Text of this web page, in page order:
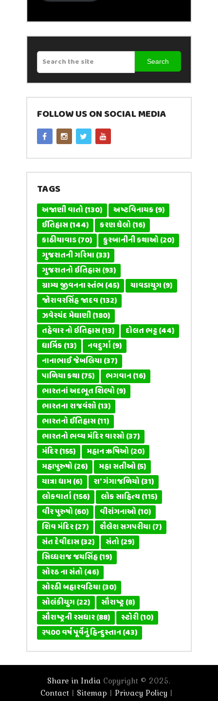
Search
FOLLOW US ON SOCIAL MEDIA
TAGS
અજાણી વાતો(130) અષ્ટવિનાયક(9)
ઈતિહાસ(144) કરણ ઘેલો(16)
કાઠીયાવાડ(70) કુરબાનીની કથાઓ(20)
ગુજરાતની ગરિમા(33)
ગુજરાતનો ઇતિહાસ(93)
ગ્રામ્ય જીવનના સ્તંભ(45) ચાવડાયુગ(9)
જોરાવરસિંહ જાદવ(132)
ઝવેરચંદ મેઘાણી(180)
તહેવાર નો ઇતિહાસ(13) દોલત ભટ્ટ(44)
ધાર્મિક(13) નવદુર્ગા(9)
નાનાભાઈ જેબલિયા(37)
પાળિયા કથા(75) ભગવાન(16)
ભારતનાં અદભૂત શિલ્પો(9)
ભારતના રાજવંશો(13)
ભારતનો ઈતિહાસ(11)
ભારતનો ભવ્ય મંદિર વારસો(37)
મંદિર(155) મહાન ઋષિઓ(20)
મહાપુરુષો(26) મહા સતીઓ(5)
યાત્રા ધામ(6) રા' ગંગાજળિયો(31)
લોકવાર્તા(156) લોક સાહિત્ય(115)
વીર પુરુષો(60) વીરાંગનાઓ(10)
શિવ મંદિર(27) શૈલેશ સગપરીયા(7)
સંત દેવીદાસ(32) સંતો(29)
સિધ્ધરાજ જયસિંહ(19)
સોરઠ ના સંતો(46)
સોરઠી બહારવટિયા(30)
સોલંકીયુગ(22) સૌરાષ્ટ્ર(8)
સૌરાષ્ટ્રની રસધાર(88) સ્ટોરી(10)
૨૫૦૦ વર્ષ પૂર્વેનું હિન્દુસ્તાન(43)
Share in India Copyright © 2025.
Contact| Sitemap | Privacy Policy |